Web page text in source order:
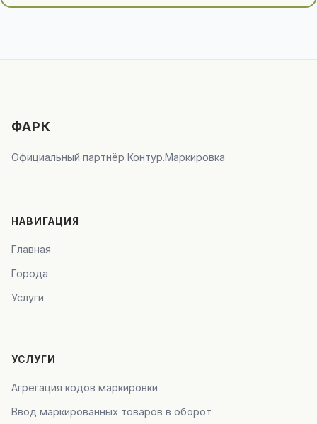
ФАРК
Официальный партнёр Контур.Маркировка
НАВИГАЦИЯ
Главная
Города
Услуги
УСЛУГИ
Агрегация кодов маркировки
Ввод маркированных товаров в оборот